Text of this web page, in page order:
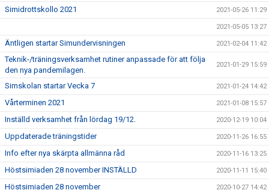
Simidrottskollo 2021 2021-05-26 11:29
2021-05-05 13:27
Äntligen startar Simundervisningen 2021-02-04 11:42
Teknik-/träningsverksamhet rutiner anpassade för att följa
den nya pandemilagen.
2021-01-29 15:59
Simskolan startar Vecka 7 2021-01-24 14:42
Vårterminen 2021 2021-01-08 15:57
Inställd verksamhet från lördag 19/12. 2020-12-19 10:04
Uppdaterade träningstider 2020-11-26 16:55
Info efter nya skärpta allmänna råd 2020-11-16 13:25
Höstsimiaden 28 november INSTÄLLD 2020-11-11 15:40
Höstsimiaden 28 november 2020-10-27 14:42